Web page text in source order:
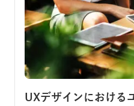
UXデザインにおける